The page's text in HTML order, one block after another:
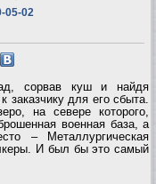
05-02
сорвав куш и найдя
заказчику для его сбыта.
на севере которого,
военная база, а
– Металлургическая
И был бы это самый
двух опытных бродяг